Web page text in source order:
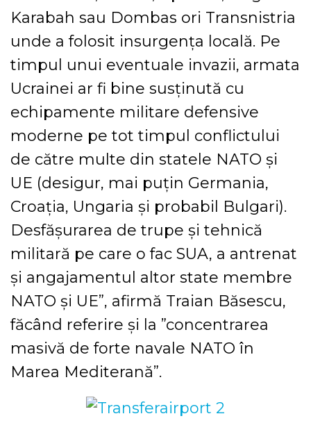
Karabah sau Dombas ori Transnistria
unde a folosit insurgenţa locală. Pe
timpul unui eventuale invazii, armata
Ucrainei ar fi bine susţinută cu
echipamente militare defensive
moderne pe tot timpul conflictului
de către multe din statele NATO şi
UE (desigur, mai puţin Germania,
Croaţia, Ungaria şi probabil Bulgari).
Desfăşurarea de trupe şi tehnică
militară pe care o fac SUA, a antrenat
şi angajamentul altor state membre
NATO şi UE”, afirmă Traian Băsescu,
făcând referire şi la ”concentrarea
masivă de forte navale NATO în
Marea Mediterană”.